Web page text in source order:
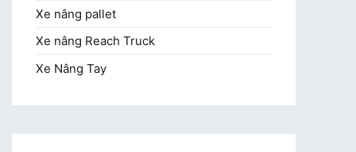
Xe nâng pallet
Xe nâng Reach Truck
Xe Nâng Tay